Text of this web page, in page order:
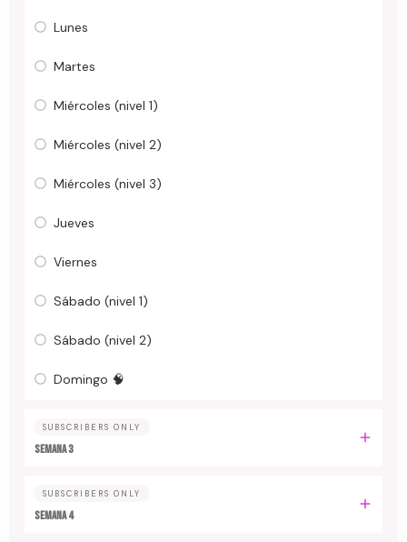
Lunes
Martes
Miércoles (nivel 1)
Miércoles (nivel 2)
Miércoles (nivel 3)
Jueves
Viernes
Sábado (nivel 1)
Sábado (nivel 2)
Domingo 🧠
SUBSCRIBERS ONLY
Semana 3
SUBSCRIBERS ONLY
Semana 4